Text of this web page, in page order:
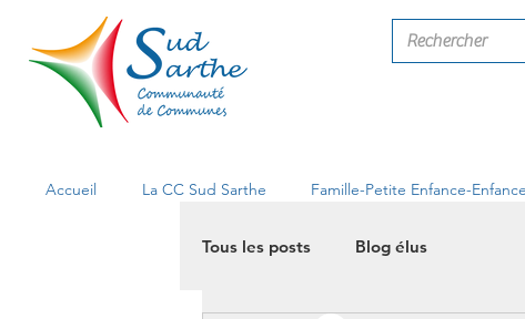
Tous les posts Blog élus
Accueil La CC Sud Sarthe Famille-Petite Enfance-